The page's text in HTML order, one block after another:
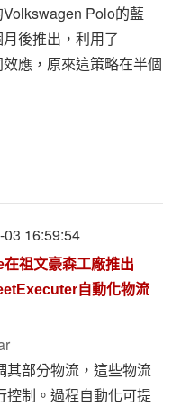
Polo的藍
後推出，利用了
應，原來這策略在半個
16:59:54
祖文豪森工廠推出
自動化物流
其部分物流，這些物流
制。過程自動化可提